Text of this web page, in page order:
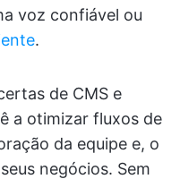
voz confiável ou
.
de CMS e
a otimizar fluxos de
da equipe e, o
negócios. Sem